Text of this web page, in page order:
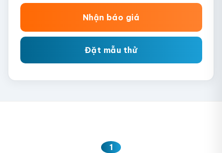
Nhận báo giá
Đặt mẫu thử
1